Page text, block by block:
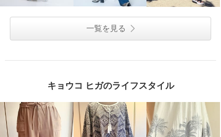
一覧を見る
キョウコ ヒガのライフスタイル